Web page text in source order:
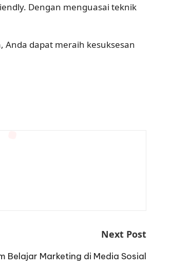
Dengan menguasai teknik
Anda dapat meraih kesuksesan
Next Post
Belajar Marketing di Media Sosial